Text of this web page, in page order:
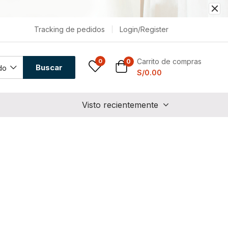
Tracking de pedidos Login/Register
Buscar
0 0
Carrito de compras
S/0.00
Visto recientemente